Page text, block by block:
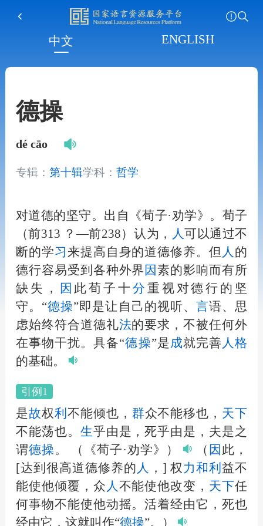
中文 ENGLISH
德操
dé cāo
专辑： 第十辑学科： 哲学
对道德的坚守。出自《荀子·劝学》。荀子
（前313 ？—前238）认为，
人可以通过不
断的学习 来提高自身的道德修养。但 人 的
德行容易受到各种外界 因素的影响而有所
缺失，
因 此荀子十分 重视对德行的坚
守。“德操”即是让自己的视听、 言语、思
虑始终符合道德礼法的要求，不被任何外
在事物干扰。具备“德操”是成就完善 人格
的基础。
引例1
是故权利 不能倾也， 群众不能移也， 天下
不能荡也。 生乎由是，死乎由是，夫是之
谓德操。 （《荀子·劝学》） （ 因 此，
[达到很高道德修养的 人 ，] 权力和利益不
能使他倾覆，众 人 不能使他改变， 天下任
何事物不能使他动摇。活着经由它，死也
经由它，这就叫作“德操”。）